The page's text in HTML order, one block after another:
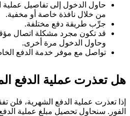
حاول الدخول إلى تفاصيل
من خلال نافذة خاصة أو مخفية.
جرِّب طريقة دفع مختلفة.
قد تكون مجرد مشكلة اتصال
وحاول الدخول مرة أخرى.
تواصل مع موفر خدمة الدفع
هل تعذرت عملية الدفع
الفور. سنحاول تحصيل مبلغ عملية